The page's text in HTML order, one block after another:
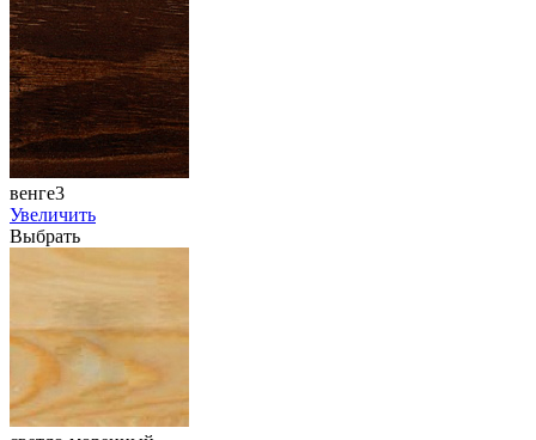
венге3
Увеличить
Выбрать